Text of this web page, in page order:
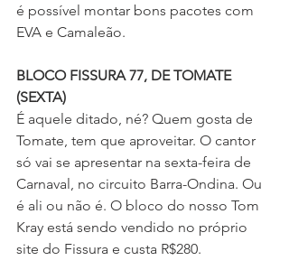
é possível montar bons pacotes com
EVA e Camaleão.
BLOCO FISSURA 77, DE TOMATE
(SEXTA)
É aquele ditado, né? Quem gosta de
Tomate, tem que aproveitar. O cantor
só vai se apresentar na sexta-feira de
Carnaval, no circuito Barra-Ondina. Ou
é ali ou não é. O bloco do nosso Tom
Kray está sendo vendido no próprio
site do Fissura e custa R$280.